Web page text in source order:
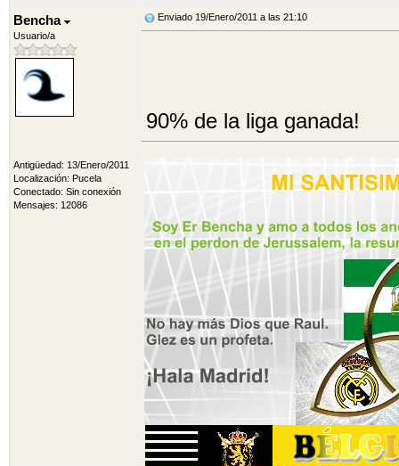
Bencha
Usuario/a
Antigüedad: 13/Enero/2011
Localización: Pucela
Conectado: Sin conexión
Mensajes: 12086
Enviado 19/Enero/2011 a las 21:10
90% de la liga ganada!